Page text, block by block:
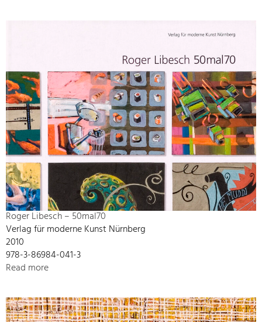
Roger Libesch – 50mal70
Verlag für moderne Kunst Nürnberg
2010
978-3-86984-041-3
Read more